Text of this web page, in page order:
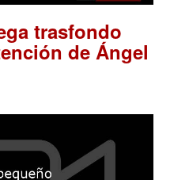
trasfondo
de Ángel